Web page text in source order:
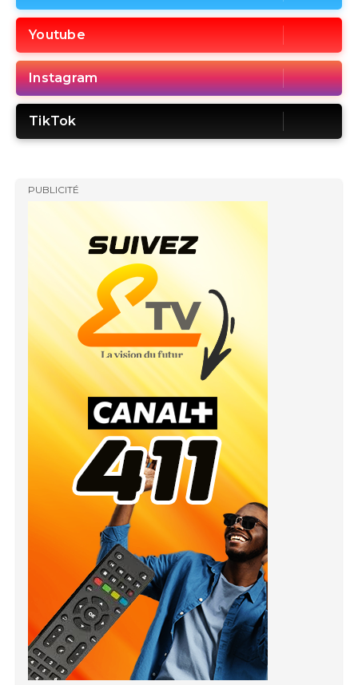
Youtube
Instagram
TikTok
PUBLICITÉ